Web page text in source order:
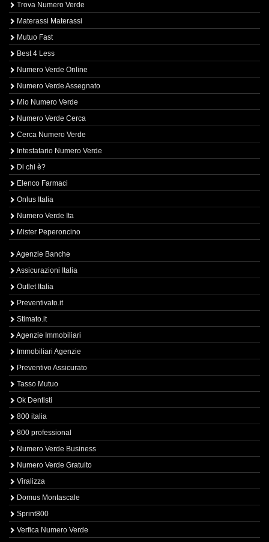
Trova Numero Verde
Materassi Materassi
Mutuo Fast
Best 4 Less
Numero Verde Online
Numero Verde Assegnato
Mio Numero Verde
Numero Verde Cerca
Cerca Numero Verde
Intestatario Numero Verde
Di chi è?
Elenco Farmaci
Onlus Italia
Numero Verde Ita
Mister Peperoncino
Agenzie Banche
Assicurazioni Italia
Outlet Italia
Preventivato.it
Stimato.it
Agenzie Immobiliari
Immobiliari Agenzie
Preventivo Assicurato
Tasso Mutuo
Ok Dentisti
800 italia
800 professional
Numero Verde Business
Numero Verde Gratuito
Viralizza
Domus Montascale
Sprint800
Verfica Numero Verde